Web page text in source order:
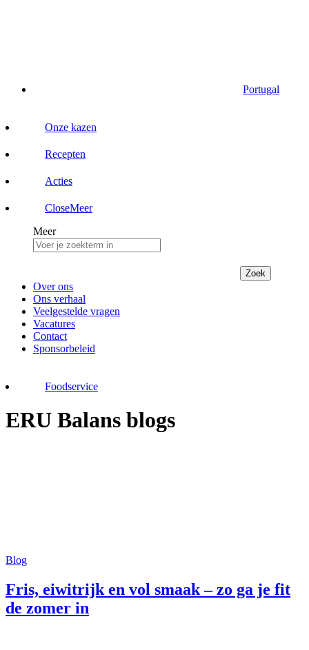
Portugal
Onze kazen
Recepten
Acties
CloseMeer
Meer
Zoek
Over ons
Ons verhaal
Veelgestelde vragen
Vacatures
Contact
Sponsorbeleid
Foodservice
ERU Balans blogs
Blog
Fris, eiwitrijk en vol smaak – zo ga je fit
de zomer in